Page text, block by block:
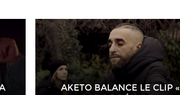
AKETO BALANCE LE CLIP «